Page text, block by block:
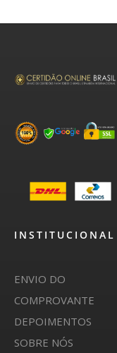
INSTITUCIONAL
ENVIO DO
COMPROVANTE
DEPOIMENTOS
SOBRE NÓS